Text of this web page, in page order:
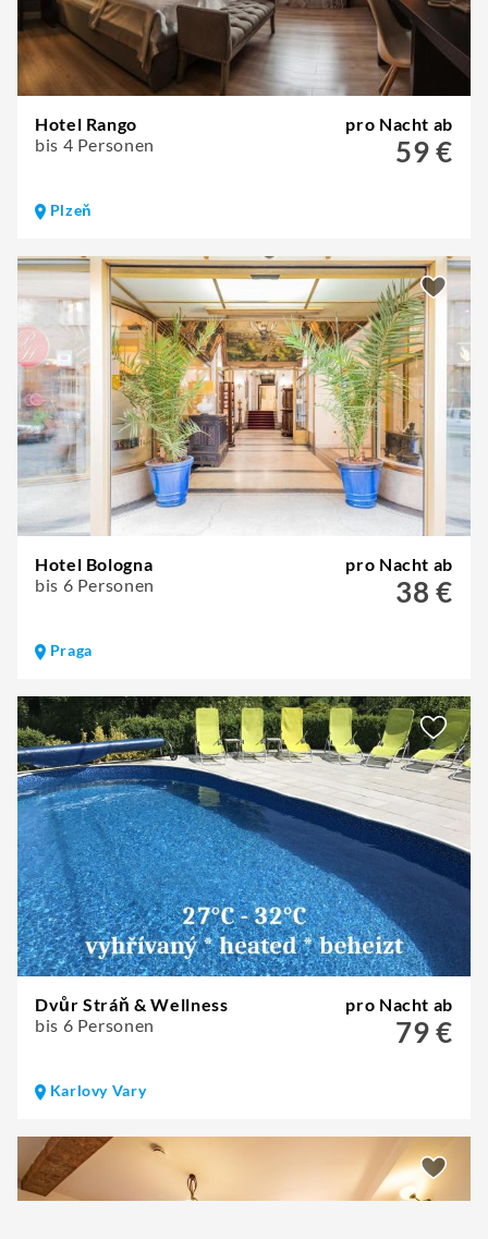
Hotel Rango
bis 4 Personen
pro Nacht ab
59 €
Plzeň
Hotel Bologna
bis 6 Personen
pro Nacht ab
38 €
Praga
Dvůr Stráň & Wellness
bis 6 Personen
pro Nacht ab
79 €
Karlovy Vary